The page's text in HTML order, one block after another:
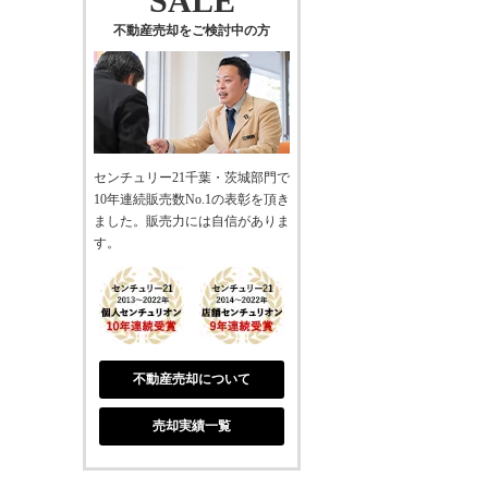
不動産売却をご検討中の方
センチュリー21千葉・茨城部門で
10年連続販売数No.1の表彰を頂き
ました。販売力には自信がありま
す。
不動産売却について
売却実績一覧